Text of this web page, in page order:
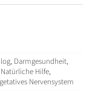
, Darmgesundheit,
Natürliche Hilfe,
Nervensystem